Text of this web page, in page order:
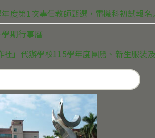
度第1次專任教師甄選，電機科初試報
期行事曆
社」代辦學校115學年度團膳、新生服裝